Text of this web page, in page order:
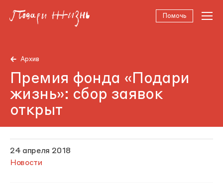
Помочь
Архив
Премия фонда «Подари
жизнь»: сбор заявок
открыт
24 апреля 2018
Новости